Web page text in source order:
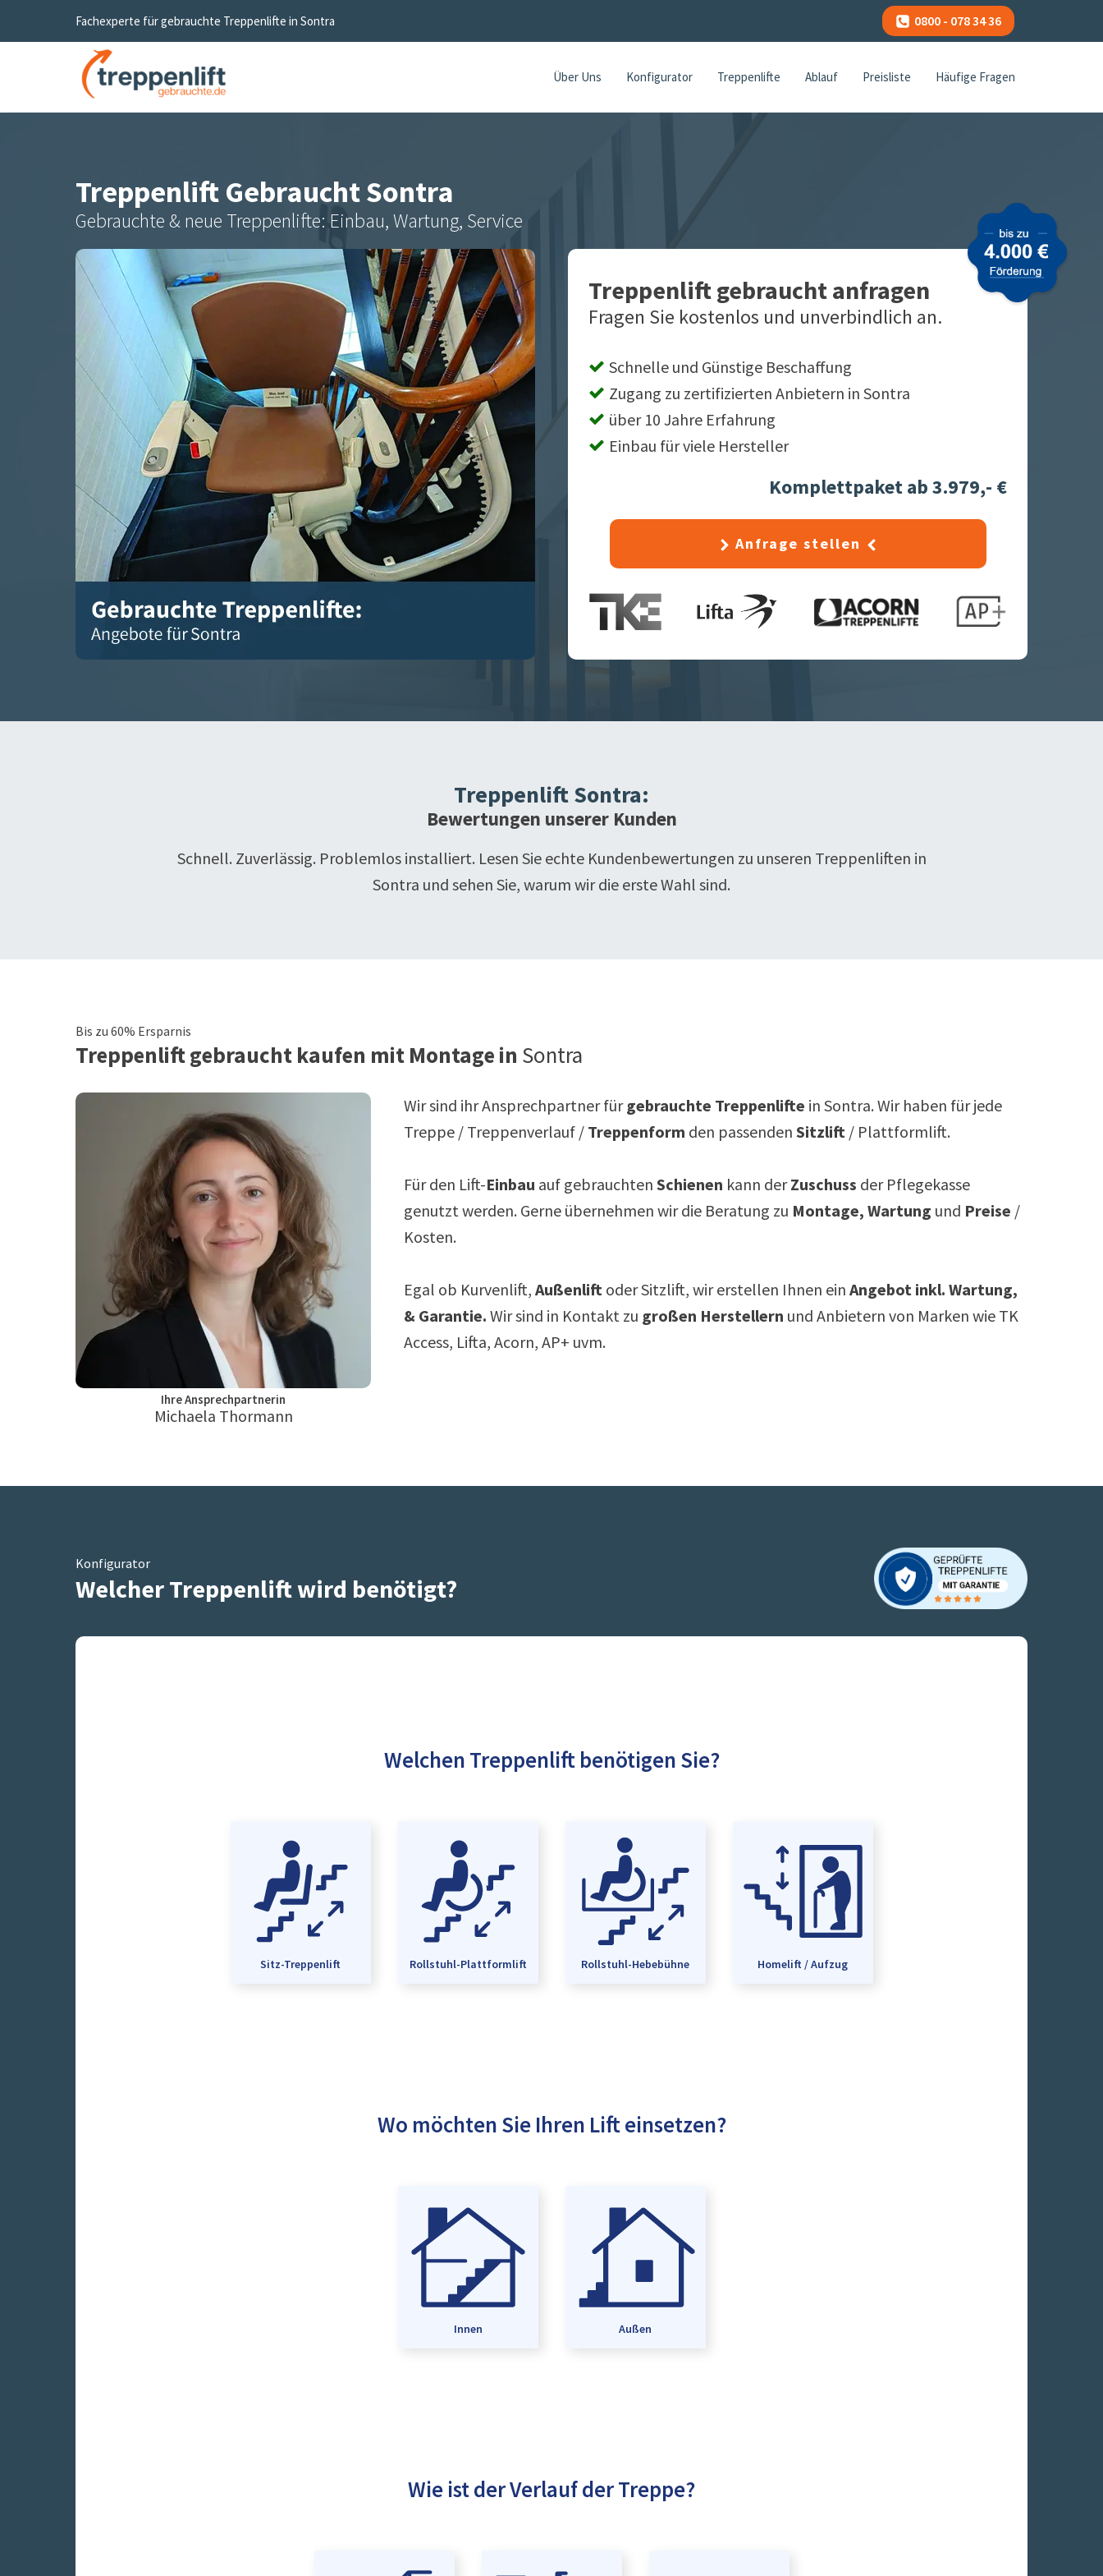
Fachexperte für gebrauchte Treppenlifte in Sontra 0800 - 078 34 36
Über Uns Konfigurator Treppenlifte Ablauf Preisliste Häufige Fragen
Treppenlift GebrauchtSontra
Gebrauchte & neue Treppenlifte: Einbau, Wartung, Service
Treppenlift gebraucht anfragen
Fragen Sie kostenlos und unverbindlich an.
Schnelle und Günstige Beschaffung
Zugang zu zertifizierten Anbietern in Sontra
über 10 Jahre Erfahrung
Einbau für viele Hersteller
Komplettpaket ab 3.979,- €
Anfrage stellen
TreppenliftSontra:
Bewertungen unserer Kunden
Schnell. Zuverlässig. Problemlos installiert. Lesen Sie echte Kundenbewertungen zu unseren Treppenliften in
Sontra und sehen Sie, warum wir die erste Wahl sind.
Bis zu 60% Ersparnis
Treppenliftgebraucht kaufen mit Montage in Sontra
Ihre Ansprechpartnerin
Michaela Thormann
Wir sind ihr Ansprechpartner fürgebrauchte Treppenlifte in Sontra. Wir haben für jede
Treppe / Treppenverlauf / Treppenform den passenden Sitzlift / Plattformlift.
Für den Lift-Einbau auf gebrauchten Schienen kann derZuschuss der Pflegekasse
genutzt werden. Gerne übernehmen wir die Beratung zu Montage, Wartung und Preise /
Kosten.
Egal ob Kurvenlift, Außenlift oder Sitzlift, wir erstellen Ihnen ein Angebot inkl. Wartung,
& Garantie. Wir sind in Kontakt zu großen Herstellern und Anbietern von Marken wie TK
Access, Lifta, Acorn, AP+ uvm.
Konfigurator
Welcher Treppenlift wird benötigt?
Welchen Treppenlift benötigen Sie?
Sitz-Treppenlift Rollstuhl-Plattformlift Rollstuhl-Hebebühne Homelift / Aufzug
Wo möchten Sie Ihren Lift einsetzen?
Innen Außen
Wie ist der Verlauf der Treppe?